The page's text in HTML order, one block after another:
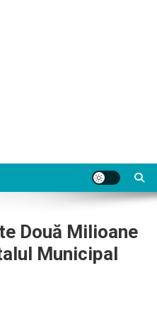
Două Milioane
Municipal